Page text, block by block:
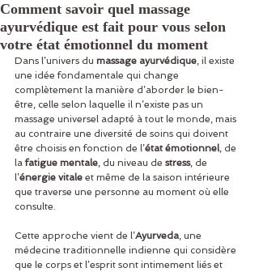
Comment savoir quel massage
ayurvédique est fait pour vous selon
votre état émotionnel du moment
Dans l’univers du massage ayurvédique, il existe
une idée fondamentale qui change
complètement la manière d’aborder le bien-
être, celle selon laquelle il n’existe pas un
massage universel adapté à tout le monde, mais
au contraire une diversité de soins qui doivent
être choisis en fonction de l’état émotionnel, de
la fatigue mentale, du niveau de stress, de
l’énergie vitale et même de la saison intérieure
que traverse une personne au moment où elle
consulte.
Cette approche vient de l’Ayurveda, une
médecine traditionnelle indienne qui considère
que le corps et l’esprit sont intimement liés et